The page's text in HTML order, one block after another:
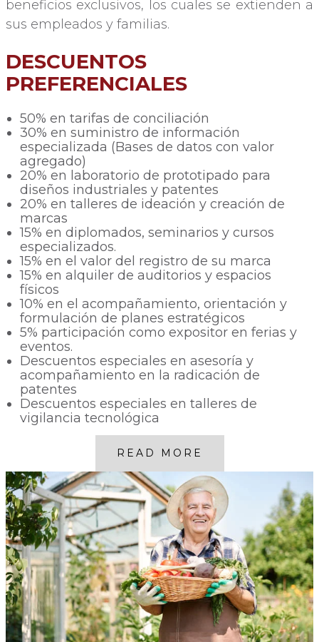
beneficios exclusivos, los cuales se extienden a
sus empleados y familias.
DESCUENTOS
PREFERENCIALES
50% en tarifas de conciliación
30% en suministro de información
especializada (Bases de datos con valor
agregado)
20% en laboratorio de prototipado para
diseños industriales y patentes
20% en talleres de ideación y creación de
marcas
15% en diplomados, seminarios y cursos
especializados.
15% en el valor del registro de su marca
15% en alquiler de auditorios y espacios
físicos
10% en el acompañamiento, orientación y
formulación de planes estratégicos
5% participación como expositor en ferias y
eventos.
Descuentos especiales en asesoría y
acompañamiento en la radicación de
patentes
Descuentos especiales en talleres de
vigilancia tecnológica
READ MORE